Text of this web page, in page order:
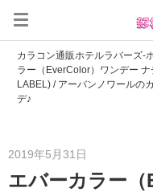
カラコン通販ホテルラバーズ-
ラー（EverColor）ワンデー
LABEL) / アーバンノワールの
デ♪
2019年5月31日
エバーカラー